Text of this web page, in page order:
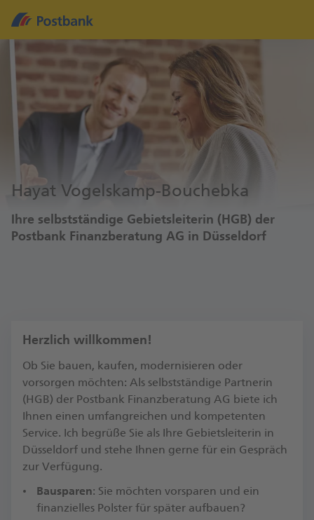
Hayat Vogelskamp-Bouchebka
Ihre selbstständige Gebietsleiterin (HGB) der
Postbank Finanzberatung AG in Düsseldorf
Herzlich willkommen!
Ob Sie bauen, kaufen, modernisieren oder
vorsorgen möchten: Als selbstständige Partnerin
(HGB) der Postbank Finanzberatung AG biete ich
Ihnen einen umfangreichen und kompetenten
Service. Ich begrüße Sie als Ihre Gebietsleiterin in
Düsseldorf und stehe Ihnen gerne für ein Gespräch
zur Verfügung.​
Bausparen: Sie möchten vorsparen und ein
finanzielles Polster für später aufbauen?